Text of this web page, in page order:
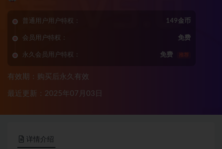
普通用户用户特权： 149金币
会员用户特权： 免费
永久会员用户特权： 免费 推荐
有效期：购买后永久有效
最近更新：2025年07月03日
详情介绍